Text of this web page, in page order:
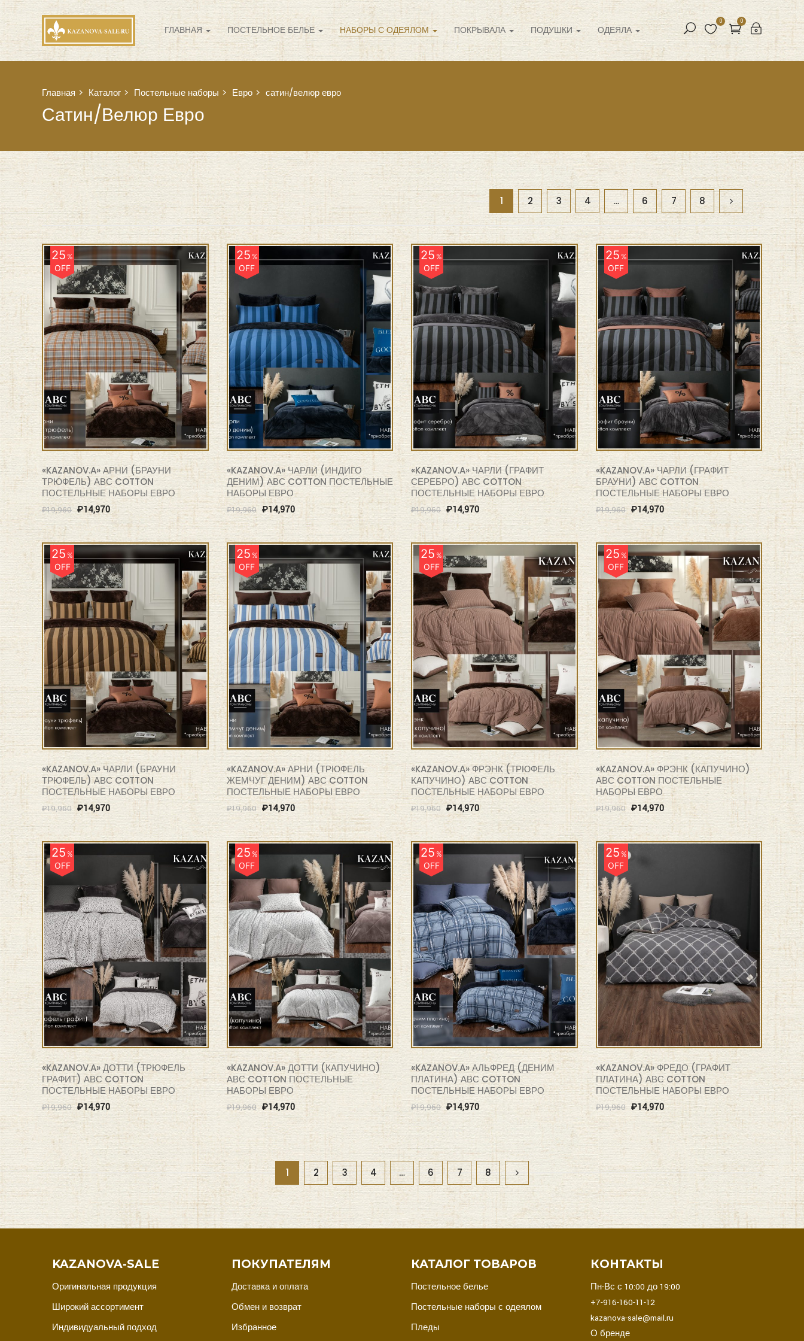
ГЛАВНАЯ ПОСТЕЛЬНОЕ БЕЛЬЕ НАБОРЫ С ОДЕЯЛОМ ПОКРЫВАЛА ПОДУШКИ ОДЕЯЛА
0
0
Главная Каталог Постельные наборы Евро сатин/велюр евро
Сатин/велюр Евро
1 2 3 4 … 6 7 8
25%
OFF
«KAZANOV.A» АРНИ (БРАУНИ
ТРЮФЕЛЬ) АВС COTTON
ПОСТЕЛЬНЫЕ НАБОРЫ ЕВРО
₽19,960 ₽14,970
25%
OFF
«KAZANOV.A» ЧАРЛИ (ИНДИГО
ДЕНИМ) АВС COTTON ПОСТЕЛЬНЫЕ
НАБОРЫ ЕВРО
₽19,960 ₽14,970
25%
OFF
«KAZANOV.A» ЧАРЛИ (ГРАФИТ
СЕРЕБРО) АВС COTTON
ПОСТЕЛЬНЫЕ НАБОРЫ ЕВРО
₽19,960 ₽14,970
25%
OFF
«KAZANOV.A» ЧАРЛИ (ГРАФИТ
БРАУНИ) АВС COTTON
ПОСТЕЛЬНЫЕ НАБОРЫ ЕВРО
₽19,960 ₽14,970
25%
OFF
«KAZANOV.A» ЧАРЛИ (БРАУНИ
ТРЮФЕЛЬ) АВС COTTON
ПОСТЕЛЬНЫЕ НАБОРЫ ЕВРО
₽19,960 ₽14,970
25%
OFF
«KAZANOV.A» АРНИ (ТРЮФЕЛЬ
ЖЕМЧУГ ДЕНИМ) АВС COTTON
ПОСТЕЛЬНЫЕ НАБОРЫ ЕВРО
₽19,960 ₽14,970
25%
OFF
«KAZANOV.A» ФРЭНК (ТРЮФЕЛЬ
КАПУЧИНО) АВС COTTON
ПОСТЕЛЬНЫЕ НАБОРЫ ЕВРО
₽19,960 ₽14,970
25%
OFF
«KAZANOV.A» ФРЭНК (КАПУЧИНО)
АВС COTTON ПОСТЕЛЬНЫЕ
НАБОРЫ ЕВРО
₽19,960 ₽14,970
25%
OFF
«KAZANOV.A» ДОТТИ (ТРЮФЕЛЬ
ГРАФИТ) АВС COTTON
ПОСТЕЛЬНЫЕ НАБОРЫ ЕВРО
₽19,960 ₽14,970
25%
OFF
«KAZANOV.A» ДОТТИ (КАПУЧИНО)
АВС COTTON ПОСТЕЛЬНЫЕ
НАБОРЫ ЕВРО
₽19,960 ₽14,970
25%
OFF
«KAZANOV.A» АЛЬФРЕД (ДЕНИМ
ПЛАТИНА) АВС COTTON
ПОСТЕЛЬНЫЕ НАБОРЫ ЕВРО
₽19,960 ₽14,970
25%
OFF
«KAZANOV.A» ФРЕДО (ГРАФИТ
ПЛАТИНА) АВС COTTON
ПОСТЕЛЬНЫЕ НАБОРЫ ЕВРО
₽19,960 ₽14,970
1 2 3 4 … 6 7 8
KAZANOVA-SALE
Оригинальная продукция
Широкий ассортимент
Индивидуальный подход
ПОКУПАТЕЛЯМ
Доставка и оплата
Обмен и возврат
Избранное
КАТАЛОГ ТОВАРОВ
Постельное белье
Постельные наборы с одеялом
Пледы
КОНТАКТЫ
Пн-Вс с 10:00 до 19:00
+7-916-160-11-12
kazanova-sale@mail.ru
О бренде